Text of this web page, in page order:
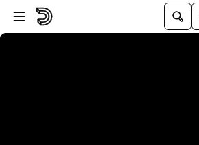
Vai al lettore
Passa al contenuto principale